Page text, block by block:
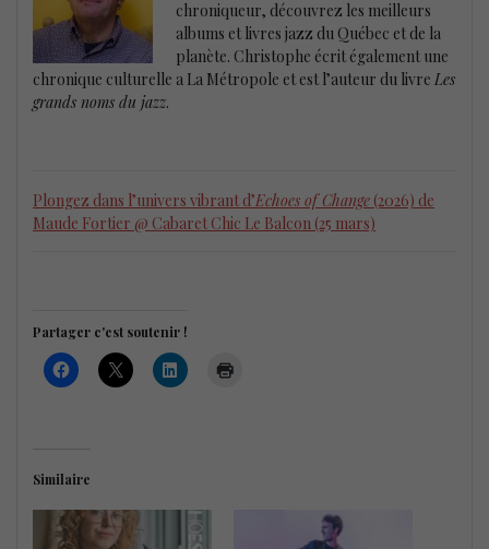
chroniqueur, découvrez les meilleurs
albums et livres jazz du Québec et de la
planète. Christophe écrit également une
chronique culturelle a La Métropole et est l’auteur du livre Les
grands noms du jazz.
Plongez dans l’univers vibrant d’Echoes of Change (2026) de
Maude Fortier @ Cabaret Chic Le Balcon (25 mars)
Partager c'est soutenir !
Similaire